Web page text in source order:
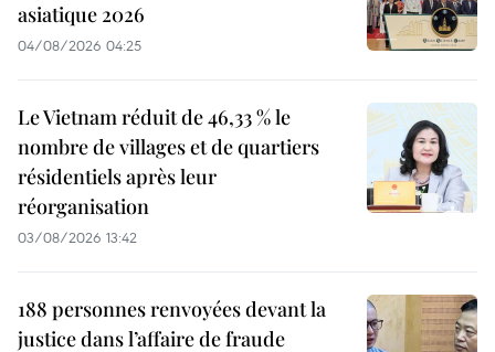
asiatique 2026
04/08/2026 04:25
Le Vietnam réduit de 46,33 % le
nombre de villages et de quartiers
résidentiels après leur
réorganisation
03/08/2026 13:42
188 personnes renvoyées devant la
justice dans l’affaire de fraude